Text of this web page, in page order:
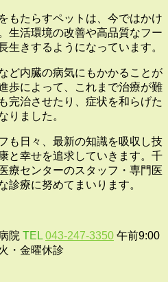
もたらすペットは、今ではかけ
生活環境の改善や高品質なフー
生きするようになっています。
ど内臓の病気にもかかることが
歩によって、これまで治療が難
完治させたり、症状を和らげた
りました。
も日々、最新の知識を吸収し技
と幸せを追求していきます。千
療センターのスタッフ・専門医
診療に努めてまいります。
院 TEL 043-247-3350 午前9:00
・金曜休診